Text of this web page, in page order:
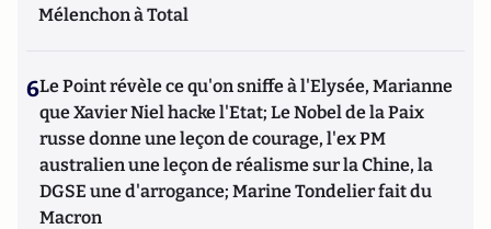
Mélenchon à Total
6Le Point révèle ce qu'on sniffe à l'Elysée, Marianne
que Xavier Niel hacke l'Etat; Le Nobel de la Paix
russe donne une leçon de courage, l'ex PM
australien une leçon de réalisme sur la Chine, la
DGSE une d'arrogance; Marine Tondelier fait du
Macron